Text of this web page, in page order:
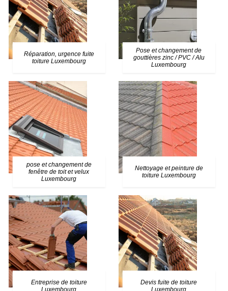
Réparation, urgence fuite
toiture Luxembourg
Pose et changement de
gouttières zinc / PVC / Alu
Luxembourg
pose et changement de
fenêtre de toit et velux
Luxembourg
Nettoyage et peinture de
toiture Luxembourg
Entreprise de toiture
Luxembourg
Devis fuite de toiture
Luxembourg